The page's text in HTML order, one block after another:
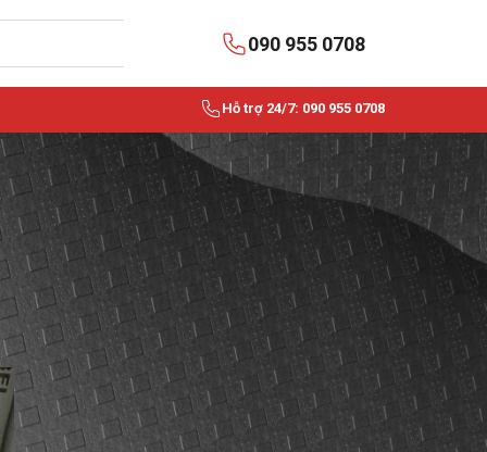
090 955 0708
Hỗ trợ 24/7: 090 955 0708
BÀI VIẾT MỚI NHẤT
Dây rút nhựa là gì? Ứng
dụng trong điện dân dụng
và công nghiệp
Dây Cáp Điều Khiển Cẩu Trục Là Gì?